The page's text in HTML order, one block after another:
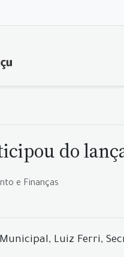
do
e Finanças
Luiz Ferri,